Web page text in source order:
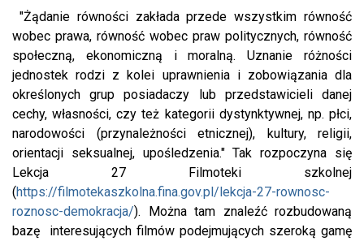
"Żądanie równości zakłada przede wszystkim równość
wobec prawa, równość wobec praw politycznych, równość
społeczną, ekonomiczną i moralną. Uznanie różności
jednostek rodzi z kolei uprawnienia i zobowiązania dla
określonych grup posiadaczy lub przedstawicieli danej
cechy, własności, czy też kategorii dystynktywnej, np. płci,
narodowości (przynależności etnicznej), kultury, religii,
orientacji seksualnej, upośledzenia." Tak rozpoczyna się
Lekcja 27 Filmoteki szkolnej
(https://filmotekaszkolna.fina.gov.pl/lekcja-27-rownosc-
roznosc-demokracja/). Można tam znaleźć rozbudowaną
bazę interesujących filmów podejmujących szeroką gamę